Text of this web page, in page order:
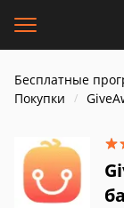
Бесплатные
Покупки